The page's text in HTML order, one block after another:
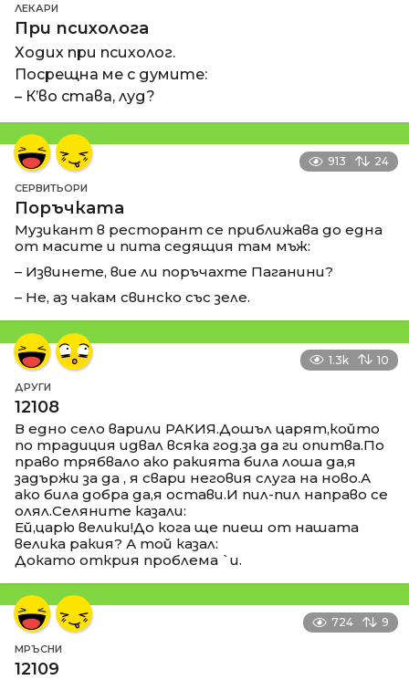
ЛЕКАРИ
При психолога
Ходих при психолог.
Посрещна ме с думите:
– К’во става, луд?
913 24
СЕРВИТЬОРИ
Поръчката
Музикант в ресторант се приближава до една
от масите и пита седящия там мъж:
– Извинете, вие ли поръчахте Паганини?
– Не, аз чакам свинско със зеле.
1.3k 10
ДРУГИ
12108
В едно село варили РАКИЯ.Дошъл царят,който
по традиция идвал всяка год.за да ги опитва.По
право трябвало ако ракията била лоша да,я
задържи за да , я свари неговия слуга на ново.А
ако била добра да,я остави.И пил-пил направо се
олял.Селяните казали:
Ей,царю велики!До кога ще пиеш от нашата
велика ракия? А той казал:
Докато открия проблема `и.
724 9
МРЪСНИ
12109